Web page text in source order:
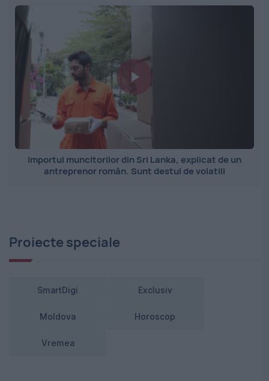
Importul muncitorilor din Sri Lanka, explicat de un
antreprenor român. Sunt destul de volatili
Proiecte speciale
SmartDigi Exclusiv
Moldova Horoscop
Vremea